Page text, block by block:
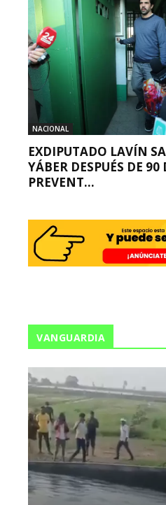
NACIONAL
EXDIPUTADO LAVÍN
YÁBER DESPUÉS DE
PREVENT...
VANGUARDIA